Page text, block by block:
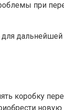
при
дальнейшей
коробку
новую